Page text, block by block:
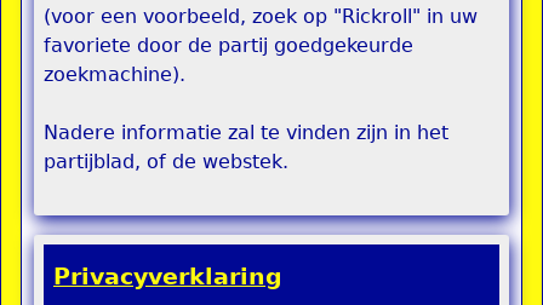
(voor een voorbeeld, zoek op "Rickroll" in uw
favoriete door de partij goedgekeurde
zoekmachine).
Nadere informatie zal te vinden zijn in het
partijblad, of de webstek.
Privacyverklaring